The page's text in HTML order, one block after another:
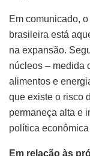
Em comunicado,
brasileira está
na expansão.
núcleos – medida
alimentos e
que existe o risco
permaneça alta e
política
Em relação às